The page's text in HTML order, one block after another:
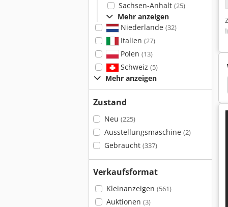
Sachsen-Anhalt (25)
Mehr anzeigen
Niederlande (32)
Italien (27)
Polen (13)
Schweiz (5)
Mehr anzeigen
Zustand
Neu (225)
Ausstellungsmaschine (2)
Gebraucht (337)
Verkaufsformat
Kleinanzeigen (561)
Auktionen (3)
Schwenkantrieb Hydraulisch